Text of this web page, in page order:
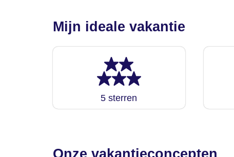
Mijn ideale vakantie
5 sterren
Onze vakantieconcepten